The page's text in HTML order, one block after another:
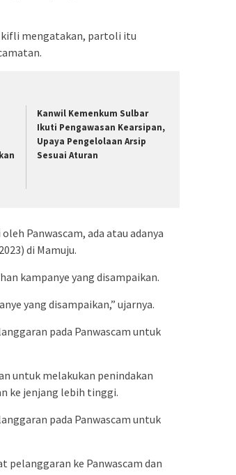
mengatakan, partoli itu
Kanwil Kemenkum Sulbar
Ikuti Pengawasan Kearsipan,
Upaya Pengelolaan Arsip
Sesuai Aturan
Panwascam, ada atau adanya
di Mamuju.
kampanye yang disampaikan.
yang disampaikan,” ujarnya.
pada Panwascam untuk
untuk melakukan penindakan
ke jenjang lebih tinggi.
pada Panwascam untuk
pelanggaran ke Panwascam dan